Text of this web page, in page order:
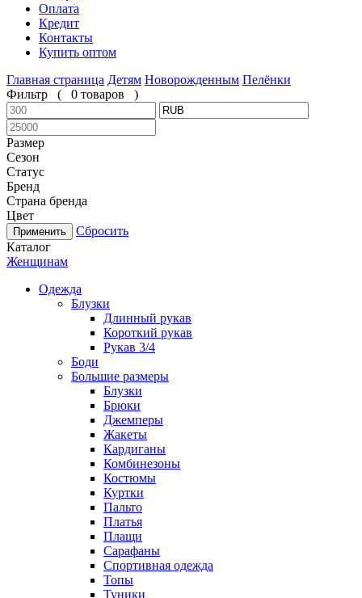
Оплата
Кредит
Контакты
Купить оптом
Главная страница Детям Новорожденным Пелёнки
Фильтр
( 0 товаров )
Размер
Сезон
Статус
Бренд
Страна бренда
Цвет
Сбросить
Каталог
Женщинам
Одежда
Блузки
Длинный рукав
Короткий рукав
Рукав 3/4
Боди
Большие размеры
Блузки
Брюки
Джемперы
Жакеты
Кардиганы
Комбинезоны
Костюмы
Куртки
Пальто
Платья
Плащи
Сарафаны
Спортивная одежда
Топы
Туники